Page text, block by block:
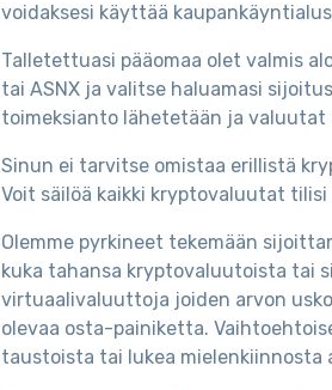
voidaksesi käyttää
Talletettuasi pääomaa olet valmis
tai ASNX ja valitse haluamasi
toimeksianto lähetetään ja
Sinun ei tarvitse omistaa erillistä
Voit säilöä kaikki kryptovaluutat tilisi
Olemme pyrkineet tekemään
kuka tahansa kryptovaluutoista tai
virtuaalivaluuttoja joiden arvon
olevaa osta-painiketta.
taustoista tai lukea